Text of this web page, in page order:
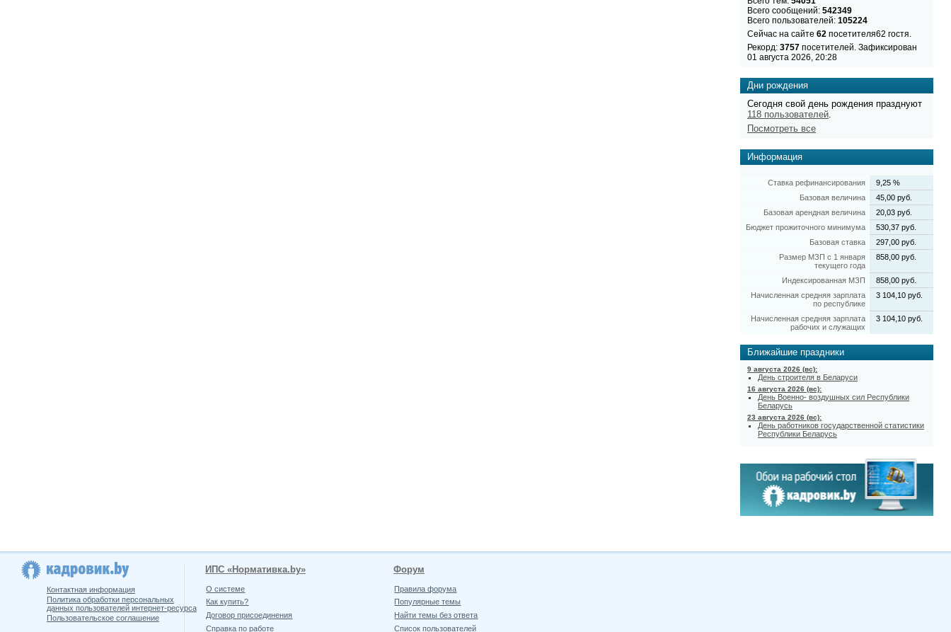
Всего сообщений: 542349
Всего пользователей: 105224
Сейчас на сайте 62 посетителя62 гостя.
Рекорд: 3757 посетителей. Зафиксирован
01 августа 2026, 20:28
Дни рождения
Сегодня свой день рождения празднуют
118 пользователей
Посмотреть все
Информация
Ставка рефинансирования
9,25 %
Базовая величина
45,00 руб.
Базовая арендная величина
20,03 руб.
Бюджет прожиточного минимума
530,37 руб.
Базовая ставка
297,00 руб.
Размер МЗП с 1 января
текущего года
858,00 руб.
Индексированная МЗП
858,00 руб.
Начисленная средняя зарплата
по республике
3 104,10 руб.
Начисленная средняя зарплата
рабочих и служащих
3 104,10 руб.
Ближайшие праздники
9 августа 2026 (вс):
День строителя в Беларуси
16 августа 2026 (вс):
День Военно- воздушных сил Республики
Беларусь
23 августа 2026 (вс):
День работников государственной статистики
Республики Беларусь
Контактная информация
Политика обработки персональных
данных пользователей интернет-ресурса
Пользовательское соглашение
ИПС «Нормативка.by»
О системе
Как купить?
Договор присоединения
Справка по работе
Форум
Правила форума
Популярные темы
Найти темы без ответа
Список пользователей